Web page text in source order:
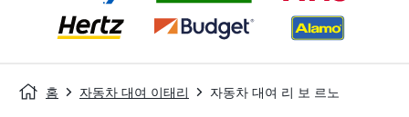
홈 자동차 대여 이태리 자동차 대여 리 보 르노